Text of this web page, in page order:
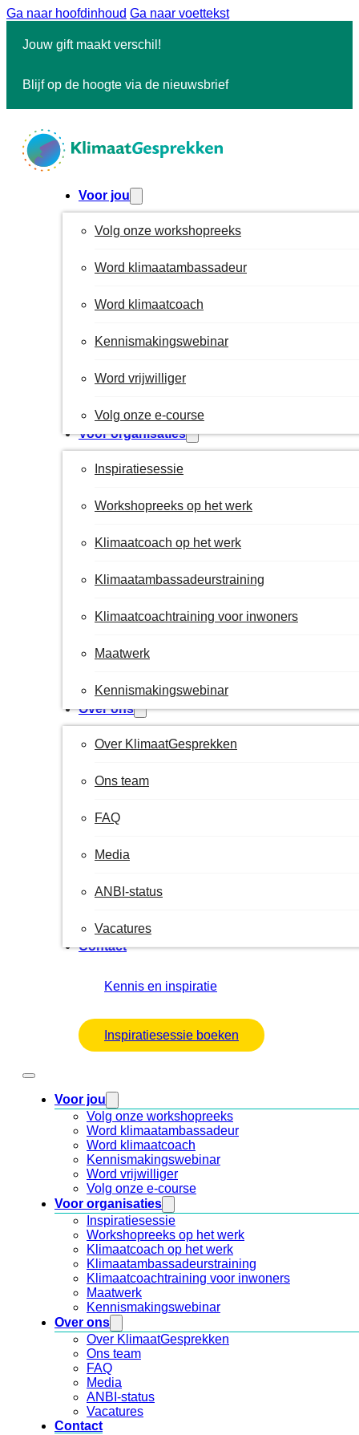
Ga naar hoofdinhoud Ga naar voettekst
Jouw gift maakt verschil!
Blijf op de hoogte via de nieuwsbrief
Voor jou
Volg onze workshopreeks
Word klimaatambassadeur
Word klimaatcoach
Kennismakingswebinar
Word vrijwilliger
Volg onze e-course
Voor organisaties
Inspiratiesessie
Workshopreeks op het werk
Klimaatcoach op het werk
Klimaatambassadeurstraining
Klimaatcoachtraining voor inwoners
Maatwerk
Kennismakingswebinar
Over ons
Over KlimaatGesprekken
Ons team
FAQ
Media
ANBI-status
Vacatures
Contact
Kennis en inspiratie
Inspiratiesessie boeken
Voor jou
Volg onze workshopreeks
Word klimaatambassadeur
Word klimaatcoach
Kennismakingswebinar
Word vrijwilliger
Volg onze e-course
Voor organisaties
Inspiratiesessie
Workshopreeks op het werk
Klimaatcoach op het werk
Klimaatambassadeurstraining
Klimaatcoachtraining voor inwoners
Maatwerk
Kennismakingswebinar
Over ons
Over KlimaatGesprekken
Ons team
FAQ
Media
ANBI-status
Vacatures
Contact